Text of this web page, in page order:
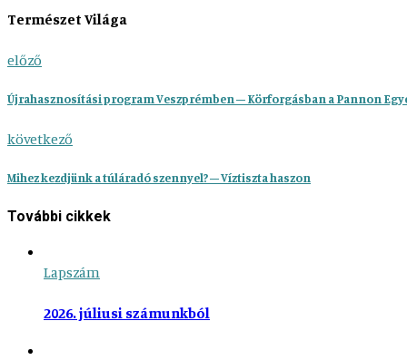
Természet Világa
előző
Újrahasznosítási program Veszprémben – Körforgásban a Pannon
következő
Mihez kezdjünk a túláradó szennyel? – Víztiszta haszon
További cikkek
Lapszám
2026. júliusi számunkból